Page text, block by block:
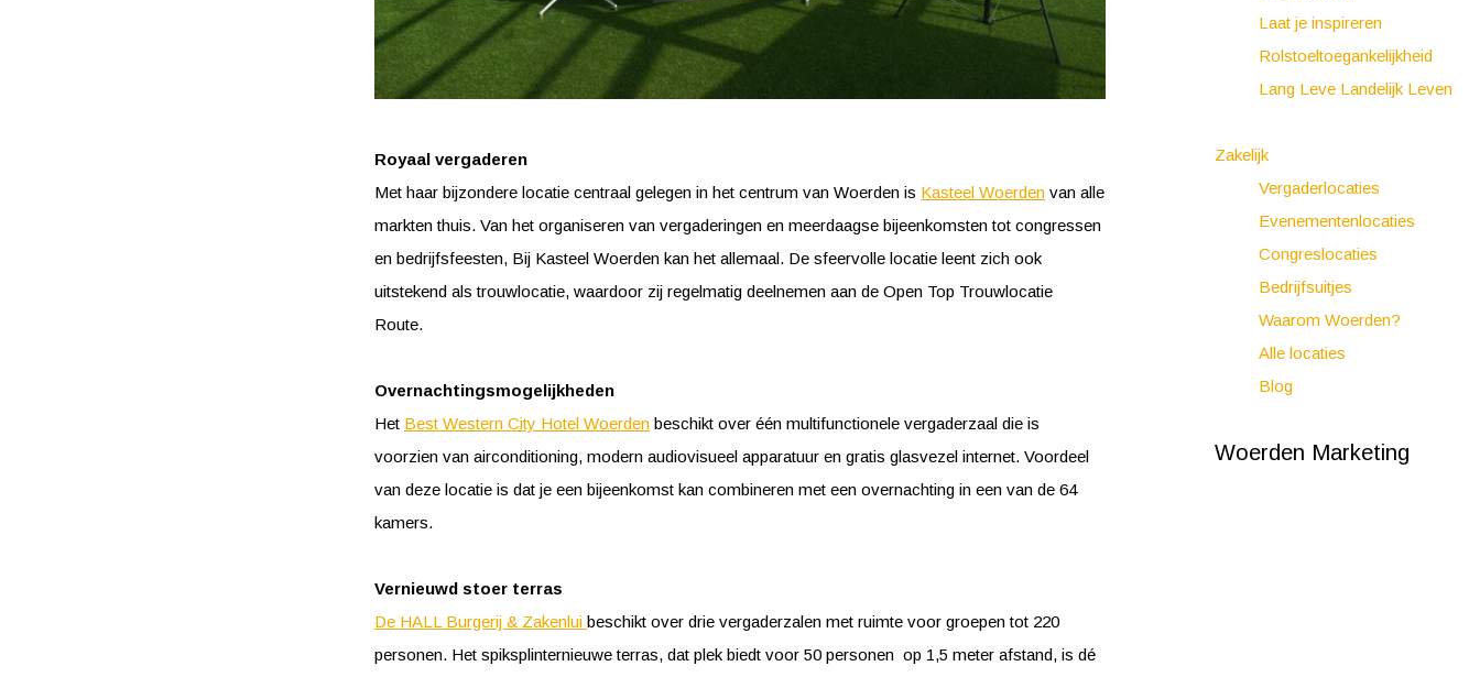
Laat je inspireren
Rolstoeltoegankelijkheid
Lang Leve Landelijk Leven
Zakelijk
Vergaderlocaties
Evenementenlocaties
Congreslocaties
Bedrijfsuitjes
Waarom Woerden?
Alle locaties
Blog
Woerden Marketing
Royaal vergaderen
Met haar bijzondere locatie centraal gelegen in het centrum van Woerden is Kasteel Woerden van alle
markten thuis. Van het organiseren van vergaderingen en meerdaagse bijeenkomsten tot congressen
en bedrijfsfeesten, Bij Kasteel Woerden kan het allemaal. De sfeervolle locatie leent zich ook
uitstekend als trouwlocatie, waardoor zij regelmatig deelnemen aan de Open Top Trouwlocatie
Route.
Overnachtingsmogelijkheden
Het Best Western City Hotel Woerden beschikt over één multifunctionele vergaderzaal die is
voorzien van airconditioning, modern audiovisueel apparatuur en gratis glasvezel internet. Voordeel
van deze locatie is dat je een bijeenkomst kan combineren met een overnachting in een van de 64
kamers.
Vernieuwd stoer terras
De HALL Burgerij & Zakenlui beschikt over drie vergaderzalen met ruimte voor groepen tot 220
personen. Het spiksplinternieuwe terras, dat plek biedt voor 50 personen op 1,5 meter afstand, is dé